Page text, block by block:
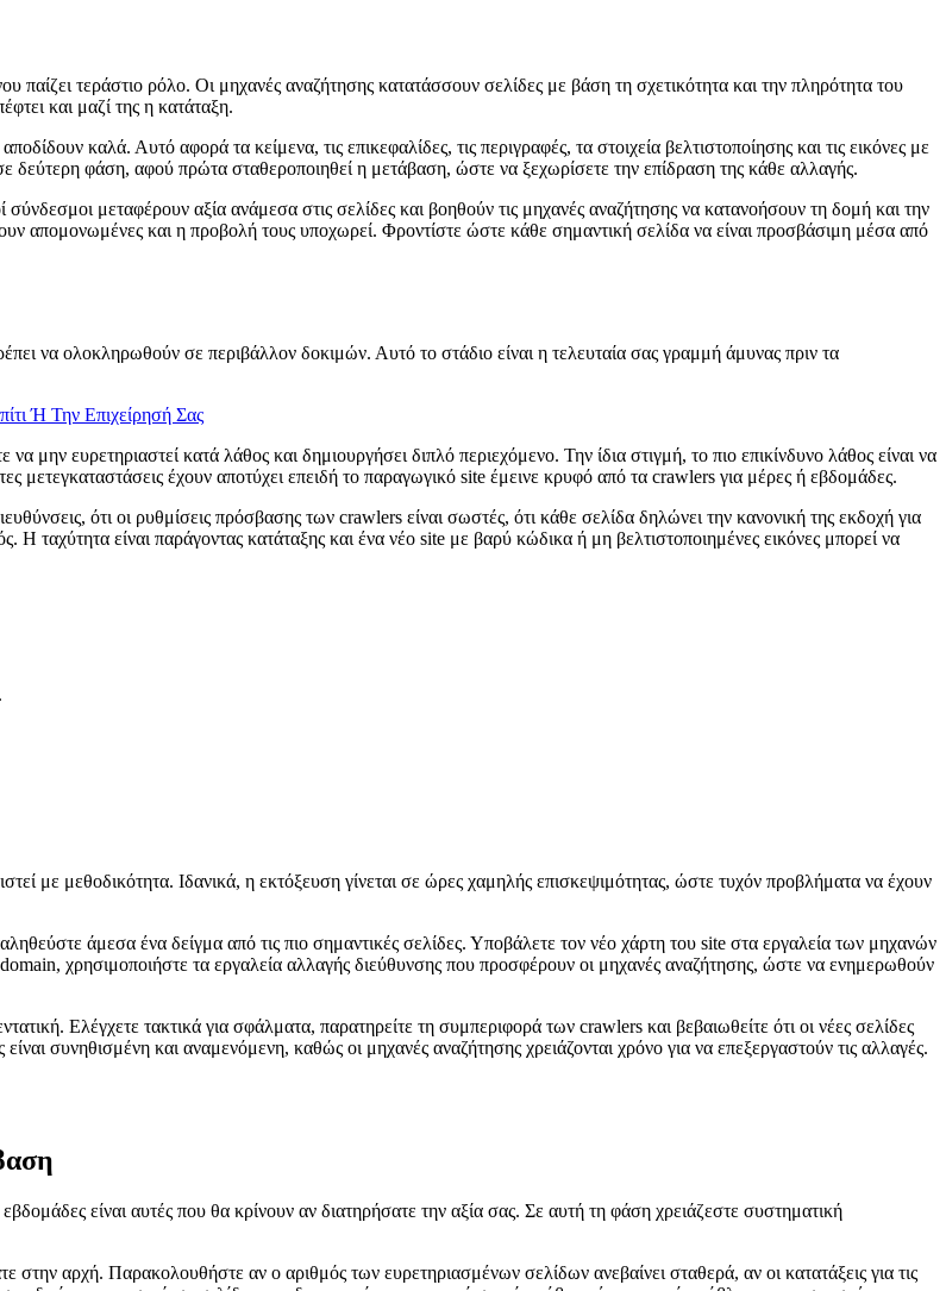
παίζει τεράστιο ρόλο. Οι μηχανές αναζήτησης κατατάσσουν σελίδες με βάση τη σχετικότητα και την πληρότητα του
και μαζί της η κατάταξη.
καλά. Αυτό αφορά τα κείμενα, τις επικεφαλίδες, τις περιγραφές, τα στοιχεία βελτιστοποίησης και τις εικόνες με
δεύτερη φάση, αφού πρώτα σταθεροποιηθεί η μετάβαση, ώστε να ξεχωρίσετε την επίδραση της κάθε αλλαγής.
μεταφέρουν αξία ανάμεσα στις σελίδες και βοηθούν τις μηχανές αναζήτησης να κατανοήσουν τη δομή και την
απομονωμένες και η προβολή τους υποχωρεί. Φροντίστε ώστε κάθε σημαντική σελίδα να είναι προσβάσιμη μέσα από
να ολοκληρωθούν σε περιβάλλον δοκιμών. Αυτό το στάδιο είναι η τελευταία σας γραμμή άμυνας πριν τα
Ή Την Επιχείρησή Σας
μην ευρετηριαστεί κατά λάθος και δημιουργήσει διπλό περιεχόμενο. Την ίδια στιγμή, το πιο επικίνδυνο λάθος είναι να
μετεγκαταστάσεις έχουν αποτύχει επειδή το παραγωγικό site έμεινε κρυφό από τα crawlers για μέρες ή εβδομάδες.
ότι οι ρυθμίσεις πρόσβασης των crawlers είναι σωστές, ότι κάθε σελίδα δηλώνει την κανονική της εκδοχή για
ταχύτητα είναι παράγοντας κατάταξης και ένα νέο site με βαρύ κώδικα ή μη βελτιστοποιημένες εικόνες μπορεί να
με μεθοδικότητα. Ιδανικά, η εκτόξευση γίνεται σε ώρες χαμηλής επισκεψιμότητας, ώστε τυχόν προβλήματα να έχουν
άμεσα ένα δείγμα από τις πιο σημαντικές σελίδες. Υποβάλετε τον νέο χάρτη του site στα εργαλεία των μηχανών
χρησιμοποιήστε τα εργαλεία αλλαγής διεύθυνσης που προσφέρουν οι μηχανές αναζήτησης, ώστε να ενημερωθούν
Ελέγχετε τακτικά για σφάλματα, παρατηρείτε τη συμπεριφορά των crawlers και βεβαιωθείτε ότι οι νέες σελίδες
συνηθισμένη και αναμενόμενη, καθώς οι μηχανές αναζήτησης χρειάζονται χρόνο για να επεξεργαστούν τις αλλαγές.
είναι αυτές που θα κρίνουν αν διατηρήσατε την αξία σας. Σε αυτή τη φάση χρειάζεστε συστηματική
στην αρχή. Παρακολουθήστε αν ο αριθμός των ευρετηριασμένων σελίδων ανεβαίνει σταθερά, αν οι κατατάξεις για τις